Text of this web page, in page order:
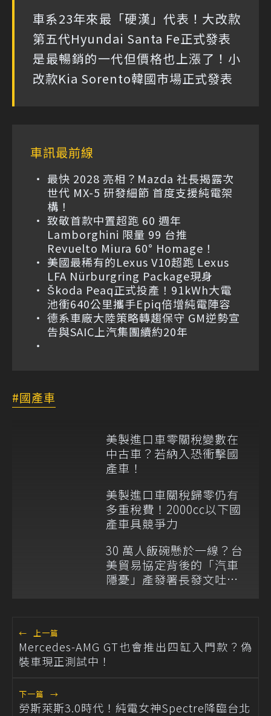
車系23年來最「硬漢」代表！大改款
第五代Hyundai Santa Fe正式發表
是最暢銷的一代但價格也上漲了！小
改款Kia Sorento韓國市場正式發表
車訊最前線
最快 2028 亮相？Mazda 社長揭露次
世代 MX-5 研發細節 首度支援純電架
構！
致敬首款中置超跑 60 週年
Lamborghini 限量 99 台推
Revuelto Miura 60° Homage！
美國最稀有的Lexus V10超跑 Lexus
LFA Nürburgring Package現身
Škoda Peaq正式投產！91kWh大電
池衝640公里攜手Epiq倍增純電陣容
德系車廠大陸策略轉趨保守 GM逆勢宣
告與SAIC上汽集團續約20年
國產車
美製進口車零關稅變數在
中古車？若納入恐衝擊國
產車！
美製進口車關稅歸零仍有
多重稅費！2000cc以下國
產車具競爭力
30 萬人飯碗懸於一線？台
美貿易協定背後的「汽車
隱憂」產發署長發文吐心
← 上一篇
Mercedes-AMG GT也會推出四缸入門款？偽
裝車現正測試中！
下一篇 →
勞斯萊斯3.0時代！純電女神Spectre降臨台北